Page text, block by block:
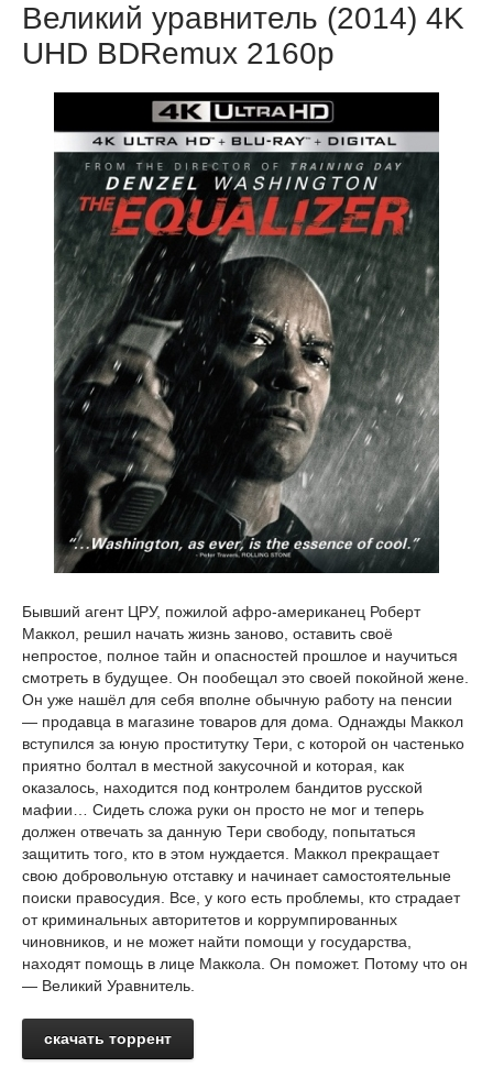
Великий уравнитель (2014) 4K
UHD BDRemux 2160p
Бывший агент ЦРУ, пожилой афро-американец Роберт
Маккол, решил начать жизнь заново, оставить своё
непростое, полное тайн и опасностей прошлое и научиться
смотреть в будущее. Он пообещал это своей покойной жене.
Он уже нашёл для себя вполне обычную работу на пенсии
— продавца в магазине товаров для дома. Однажды Маккол
вступился за юную проститутку Тери, с которой он частенько
приятно болтал в местной закусочной и которая, как
оказалось, находится под контролем бандитов русской
мафии… Сидеть сложа руки он просто не мог и теперь
должен отвечать за данную Тери свободу, попытаться
защитить того, кто в этом нуждается. Маккол прекращает
свою добровольную отставку и начинает самостоятельные
поиски правосудия. Все, у кого есть проблемы, кто страдает
от криминальных авторитетов и коррумпированных
чиновников, и не может найти помощи у государства,
находят помощь в лице Маккола. Он поможет. Потому что он
— Великий Уравнитель.
скачать торрент